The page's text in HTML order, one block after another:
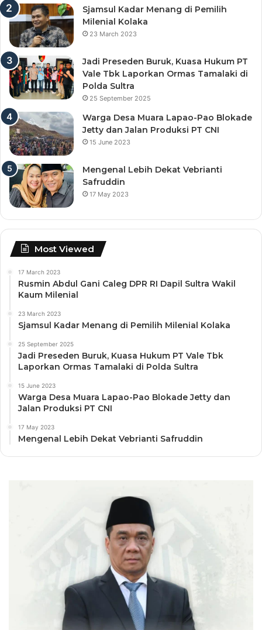
Sjamsul Kadar Menang di Pemilih
Milenial Kolaka
23 March 2023
Jadi Preseden Buruk, Kuasa Hukum PT
Vale Tbk Laporkan Ormas Tamalaki di
Polda Sultra
25 September 2025
Warga Desa Muara Lapao-Pao Blokade
Jetty dan Jalan Produksi PT CNI
15 June 2023
Mengenal Lebih Dekat Vebrianti
Safruddin
17 May 2023
Most Viewed
17 March 2023
Rusmin Abdul Gani Caleg DPR RI Dapil Sultra Wakil
Kaum Milenial
23 March 2023
Sjamsul Kadar Menang di Pemilih Milenial Kolaka
25 September 2025
Jadi Preseden Buruk, Kuasa Hukum PT Vale Tbk
Laporkan Ormas Tamalaki di Polda Sultra
15 June 2023
Warga Desa Muara Lapao-Pao Blokade Jetty dan
Jalan Produksi PT CNI
17 May 2023
Mengenal Lebih Dekat Vebrianti Safruddin